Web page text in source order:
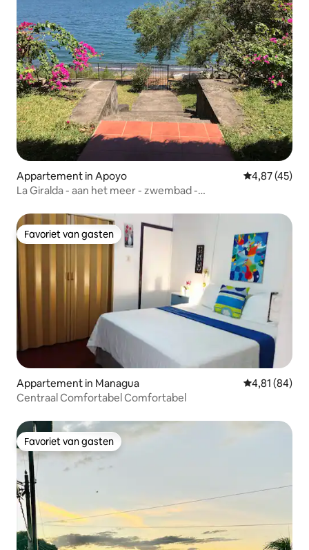
Appartement in Apoyo Gemiddelde
4,87 (45)
La Giralda - aan het meer - zwembad -
Favoriet van gasten
Favoriet van gasten
Appartement in Managua Gemiddelde
4,81 (84)
Centraal Comfortabel Comfortabel
Favoriet van gasten
Favoriet van gasten